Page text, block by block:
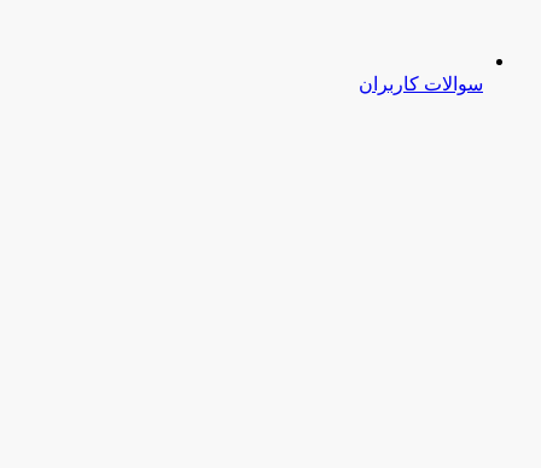
سوالات کاربران